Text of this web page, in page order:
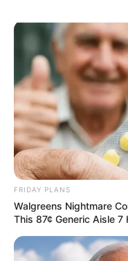
FRIDAY PLANS
Walgreens Nightmare
This 87¢ Generic Aisle 7